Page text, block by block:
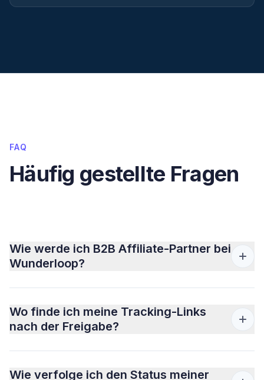
FAQ
Häufig gestellte Fragen
Wie werde ich B2B Affiliate-Partner bei
Wunderloop?
Wo finde ich meine Tracking-Links
nach der Freigabe?
Wie verfolge ich den Status meiner